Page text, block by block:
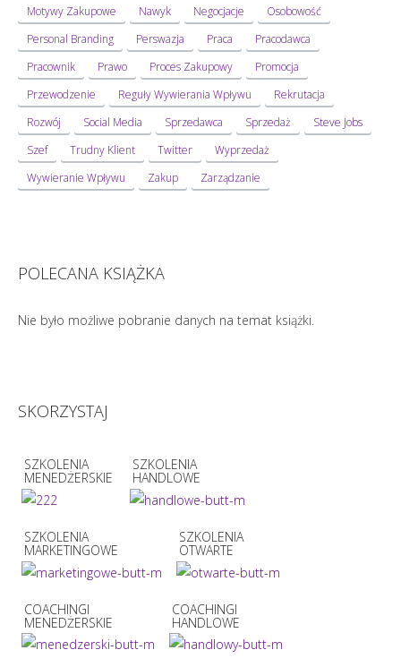
Motywy Zakupowe
Nawyk Negocjacje
Osobowość
Personal Branding
Perswazja Praca
Pracodawca
Pracownik
Prawo Proces Zakupowy
Promocja
Przewodzenie
Reguły Wywierania Wpływu
Rekrutacja
Rozwój
Social Media Sprzedawca Sprzedaż
Steve Jobs
Szef
Trudny Klient Twitter
Wyprzedaż
Wywieranie Wpływu
Zakup Zarządzanie
POLECANA KSIĄŻKA
Nie było możliwe pobranie danych na temat książki.
SKORZYSTAJ
SZKOLENIA
MENEDŻERSKIE
SZKOLENIA
HANDLOWE
SZKOLENIA
MARKETINGOWE
SZKOLENIA
OTWARTE
COACHINGI
MENEDŻERSKIE
COACHINGI
HANDLOWE